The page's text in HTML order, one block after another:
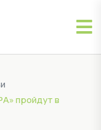
пройдут в